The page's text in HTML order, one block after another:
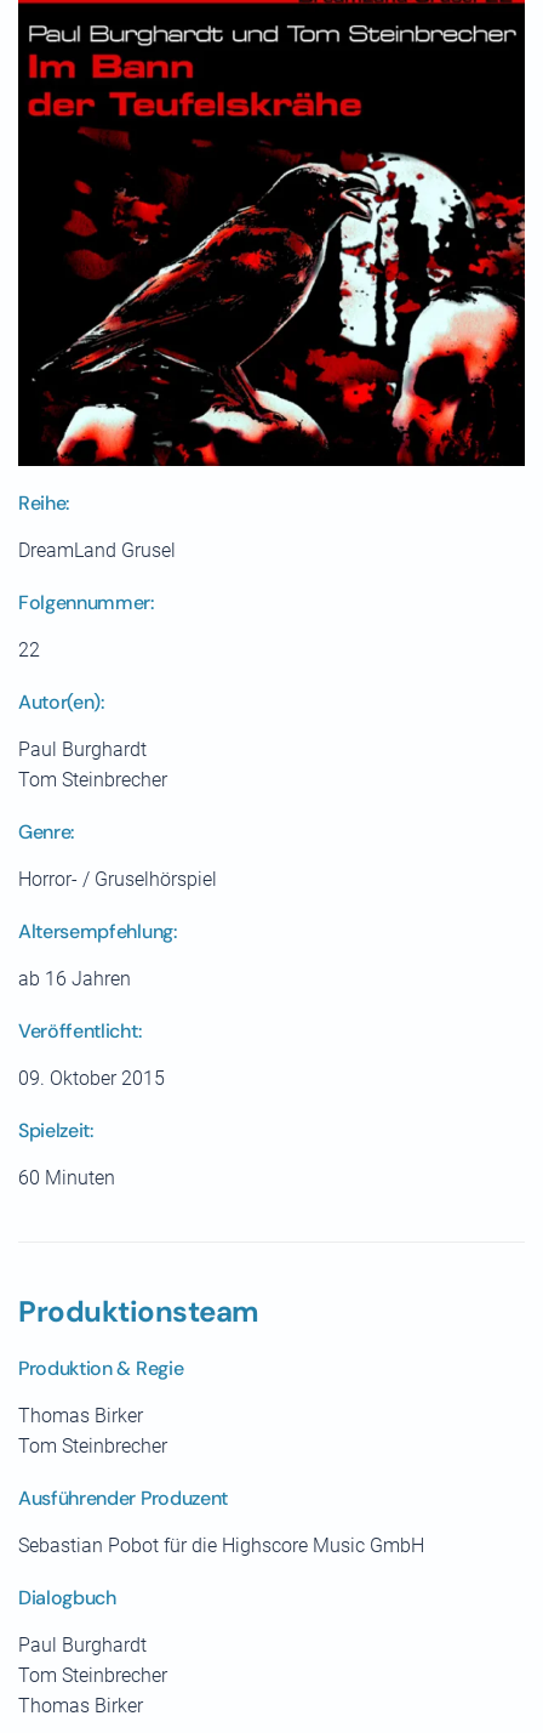
Reihe:
DreamLand Grusel
Folgennummer:
22
Autor(en):
Paul Burghardt
Tom Steinbrecher
Genre:
Horror- / Gruselhörspiel
Altersempfehlung:
ab 16 Jahren
Veröffentlicht:
09. Oktober 2015
Spielzeit:
60 Minuten
Produktionsteam
Produktion & Regie
Thomas Birker
Tom Steinbrecher
Ausführender Produzent
Sebastian Pobot für die Highscore Music GmbH
Dialogbuch
Paul Burghardt
Tom Steinbrecher
Thomas Birker